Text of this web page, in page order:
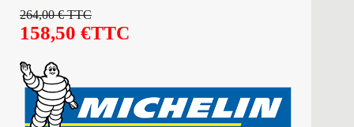
264,00€TTC
158,50 €TTC